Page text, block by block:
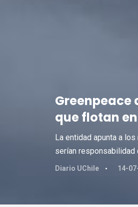
Greenpeace
que flotan
La entidad apunta a
serían responsabilidad
Diario UChile 14-